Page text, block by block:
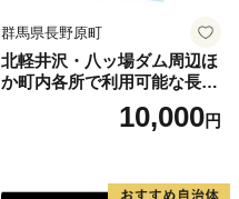
群馬県長野原町
北軽井沢・八ッ場ダム周辺ほ
か町内各所で利用可能な長野
原町ふるさと感謝券（3,000
円分）【トラベル 観光 旅行
10,000円